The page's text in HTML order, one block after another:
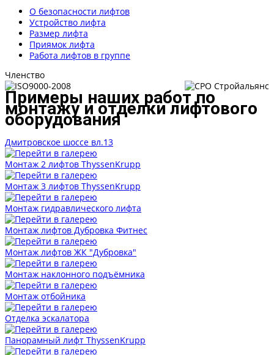
О безопасности лифтов
Устройство лифта
Размер лифта
Приямок лифта
Работа лифтов в группе
Членство
Примеры наших работ по
монтажу и отделки лифтового
оборудования
Дмитровское шоссе вл.13
Монтаж 2 лифтов ThyssenKrupp
Монтаж 3 лифтов ThyssenKrupp
Монтаж гидравлического лифта
Монтаж лифтов Дубровка Фитнес
Монтаж лифтов ЖК "Дубровка"
Монтаж наклонного подъёмника
Монтаж отбойника
Отделка эскалатора
Панорамный лифт ThyssenKrupp